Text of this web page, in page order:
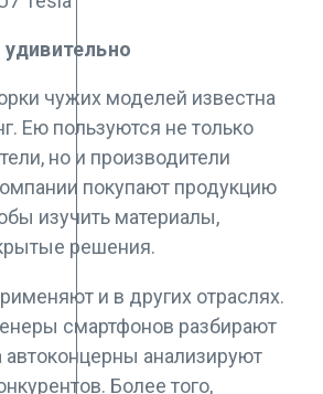
чужих моделей известна
Ею пользуются не только
но и производители
покупают продукцию
изучить материалы,
решения.
и в других отраслях.
смартфонов разбирают
автоконцерны анализируют
Более того,